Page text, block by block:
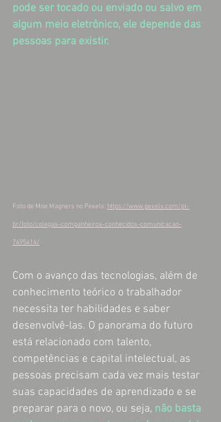
pode ser tocado ou enviado ou salvo em
algum meio eletrônico, ele depende das
pessoas para existir.
Foto de Moe Magners no Pexels: https://www.pexels.com/pt-
br/foto/colegas-companheiros-conhecidos-comunicacao-
7495414/
Com o avanço das tecnologias, além de
conhecimento teórico o trabalhador
necessita ter habilidades e saber
desenvolvê-las. O panorama do futuro
está relacionado com talento,
competências e capital intelectual, as
pessoas precisam cada vez mais testar
suas capacidades de aprendizado e se
preparar para o novo, ou seja, não basta